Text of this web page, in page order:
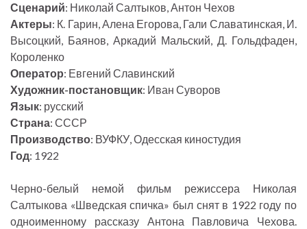
Сценарий: Николай Салтыков, Антон Чехов
Актеры: К. Гарин, Алена Егорова, Гали Славатинская, И.
Высоцкий, Баянов, Аркадий Мальский, Д. Гольдфаден,
Короленко
Оператор: Евгений Славинский
Художник-постановщик: Иван Суворов
Язык: русский
Страна: СССР
Производство: ВУФКУ, Одесская киностудия
Год: 1922
Черно-белый немой фильм режиссера Николая
Салтыкова «Шведская спичка» был снят в 1922 году по
одноименному рассказу Антона Павловича Чехова.